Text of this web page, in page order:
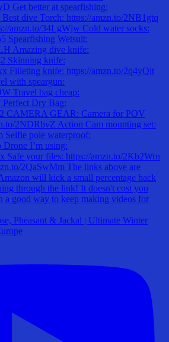
Pheasant & Jackal | Ultimate Winter